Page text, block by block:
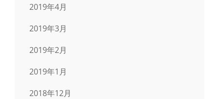
2019年4月
2019年3月
2019年2月
2019年1月
2018年12月